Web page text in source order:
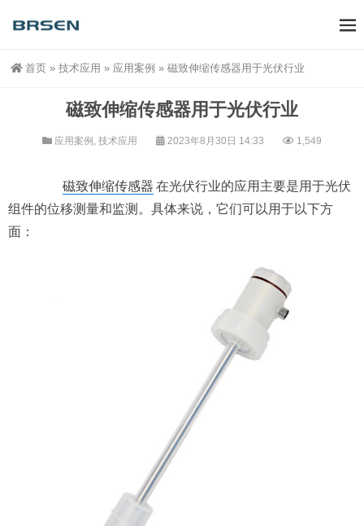
首页 » 技术应用 » 应用案例 » 磁致伸缩传感器用于光伏行业
磁致伸缩传感器用于光伏行业
应用案例 , 技术应用 2023年8月30日 14:33 1,549
磁致伸缩传感器 在光伏行业的应用主要是用于光伏
组件的位移测量和监测。具体来说，它们可以用于以下方
面：